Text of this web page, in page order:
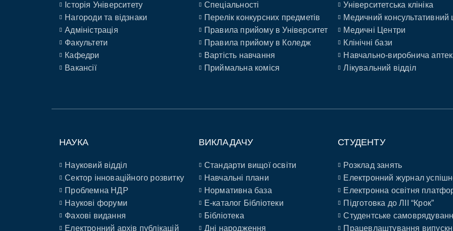
Історія Університету
Нагороди та відзнаки
Адміністрація
Факультети
Кафедри
Вакансії
Спеціальності
Перелік конкурсних предметів
Правила прийому в Університет
Правила прийому в Коледж
Вартість навчання
Приймальна коміся
Університетська клініка
Медичний консультативний
Медичні Центри
Клінічні бази
Навчально-виробнича
Лікувальний відділ
НАУКА
Науковий відділ
Сектор інноваційного розвитку
Проблемна НДР
Наукові форуми
Фахові видання
Електронний архів публікацій
ВИКЛАДАЧУ
Стандарти вищої освіти
Навчальні плани
Нормативна база
E-каталог Бібліотеки
Бібліотека
Дні народження
СТУДЕНТУ
Розклад занять
Електронний журнал
Електронна освітня
Підготовка до ЛІІ “Крок”
Студентське
Працевлаштування